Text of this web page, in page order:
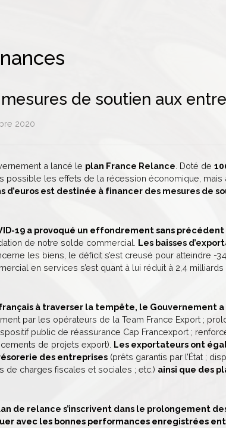
mesures de soutien aux
2020
a lancé le plan France Relance . Doté de
possible les effets de la récession économique,
d’euros est destinée à financer des mesures de
19 a provoqué un effondrement sans
de notre solde commercial. Les baisses
les biens, le déficit s’est creusé pour atteindre -
en services s’est quant à lui réduit à 2,4
à traverser la tempête, le Gouvernement a
par les opérateurs de la Team France Export ;
public de réassurance Cap Francexport ;
de projets export). Les exportateurs ont
des entreprises (prêts garantis par l’État ;
de charges fiscales et sociales ; etc.) ainsi que des
de relance s’inscrivent dans le prolongement
avec les bonnes performances enregistrées